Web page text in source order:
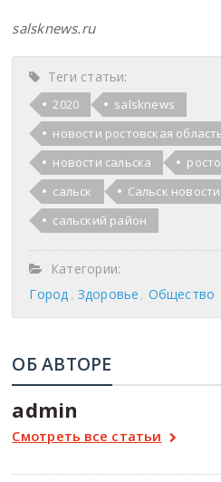
salsknews.ru
Теги статьи:
2020
salsknews
новости ростовская
новости сальска
сальск
Сальск новости
сальский район
Категории:
Город Здоровье Общество
ОБ АВТОРЕ
admin
Смотреть все статьи